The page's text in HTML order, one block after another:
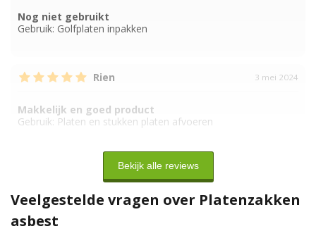
Nog niet gebruikt
Gebruik: Golfplaten inpakken
Rien 3 mei 2024
Makkelijk en goed product
Gebruik: Platen en stukken platen afvoeren
Bekijk alle reviews
Veelgestelde vragen over Platenzakken
asbest